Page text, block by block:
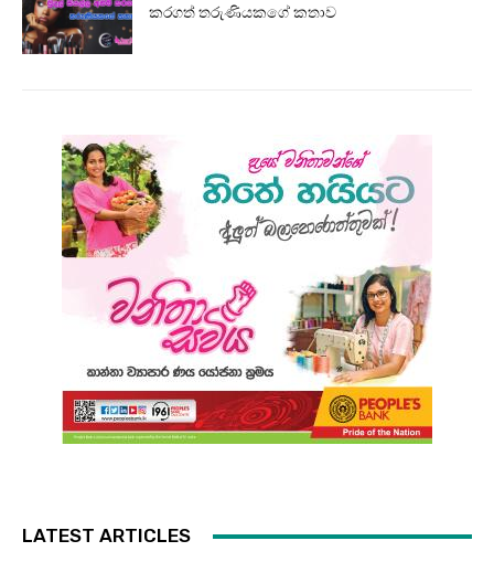
කරගත් තරුණියකගේ කතාව
LATEST ARTICLES